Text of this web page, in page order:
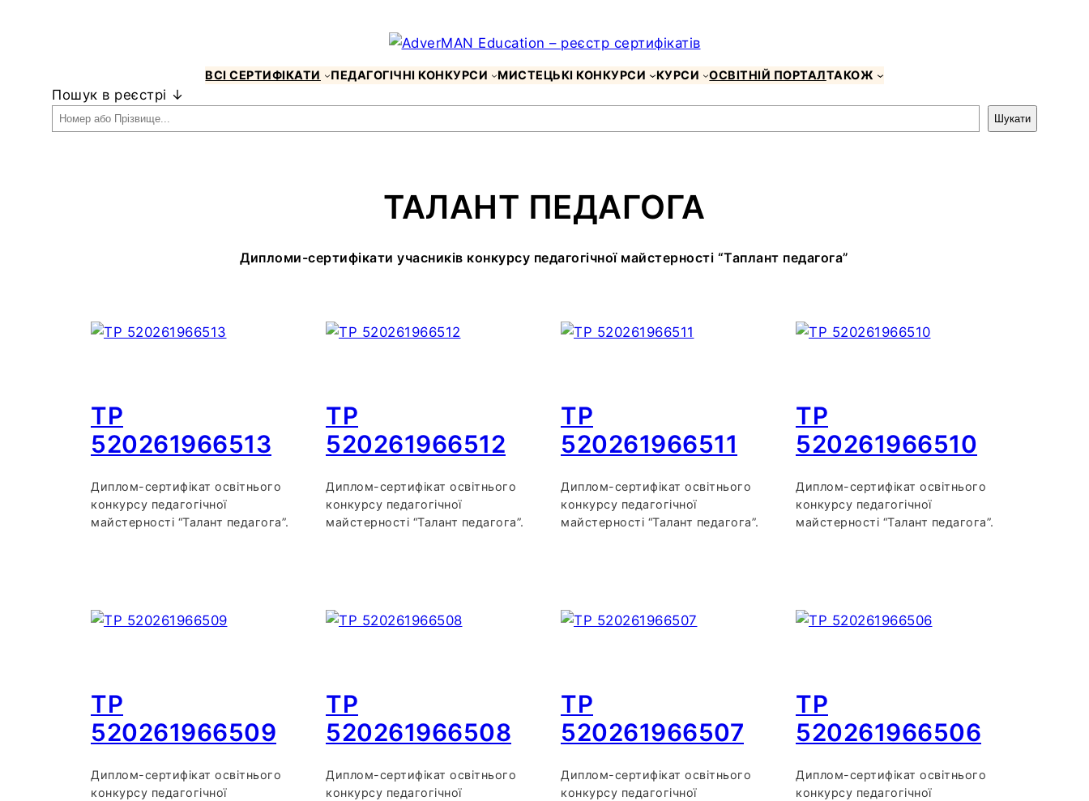
ВСІ СЕРТИФІКАТИ ПЕДАГОГІЧНІ КОНКУРСИ МИСТЕЦЬКІ КОНКУРСИ КУРСИ ОСВІТНІЙ ПОРТАЛТАКОЖ
Пошук в реєстрі ↓
Шукати
ТАЛАНТ ПЕДАГОГА
Дипломи-сертифікати учасників конкурсу педагогічної майстерності “Таплант педагога”
TP
520261966513
Диплом-сертифікат освітнього
конкурсу педагогічної
майстерності “Талант педагога”.
TP
520261966512
Диплом-сертифікат освітнього
конкурсу педагогічної
майстерності “Талант педагога”.
TP
520261966511
Диплом-сертифікат освітнього
конкурсу педагогічної
майстерності “Талант педагога”.
TP
520261966510
Диплом-сертифікат освітнього
конкурсу педагогічної
майстерності “Талант педагога”.
TP
520261966509
Диплом-сертифікат освітнього
конкурсу педагогічної
TP
520261966508
Диплом-сертифікат освітнього
конкурсу педагогічної
TP
520261966507
Диплом-сертифікат освітнього
конкурсу педагогічної
TP
520261966506
Диплом-сертифікат освітнього
конкурсу педагогічної